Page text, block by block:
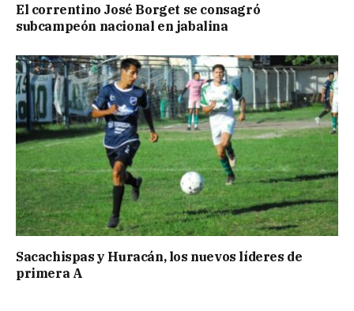
El correntino José Borget se consagró
subcampeón nacional en jabalina
Sacachispas y Huracán, los nuevos líderes de
primera A